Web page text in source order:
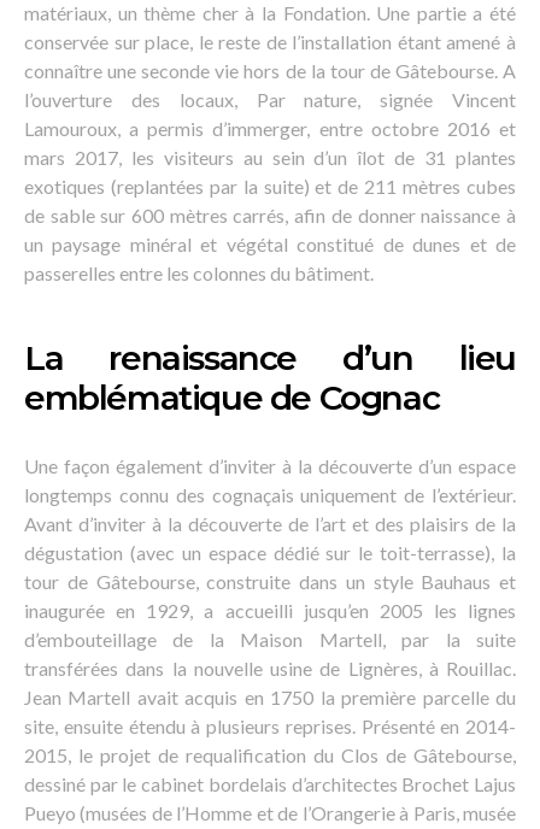
matériaux, un thème cher à la Fondation. Une partie a été
conservée sur place, le reste de l’installation étant amené à
connaître une seconde vie hors de la tour de Gâtebourse. A
l’ouverture des locaux, Par nature, signée Vincent
Lamouroux, a permis d’immerger, entre octobre 2016 et
mars 2017, les visiteurs au sein d’un îlot de 31 plantes
exotiques (replantées par la suite) et de 211 mètres cubes
de sable sur 600 mètres carrés, afin de donner naissance à
un paysage minéral et végétal constitué de dunes et de
passerelles entre les colonnes du bâtiment.
La renaissance d’un lieu
emblématique de Cognac
Une façon également d’inviter à la découverte d’un espace
longtemps connu des cognaçais uniquement de l’extérieur.
Avant d’inviter à la découverte de l’art et des plaisirs de la
dégustation (avec un espace dédié sur le toit-terrasse), la
tour de Gâtebourse, construite dans un style Bauhaus et
inaugurée en 1929, a accueilli jusqu’en 2005 les lignes
d’embouteillage de la Maison Martell, par la suite
transférées dans la nouvelle usine de Lignères, à Rouillac.
Jean Martell avait acquis en 1750 la première parcelle du
site, ensuite étendu à plusieurs reprises. Présenté en 2014-
2015, le projet de requalification du Clos de Gâtebourse,
dessiné par le cabinet bordelais d’architectes Brochet Lajus
Pueyo (musées de l’Homme et de l’Orangerie à Paris, musée